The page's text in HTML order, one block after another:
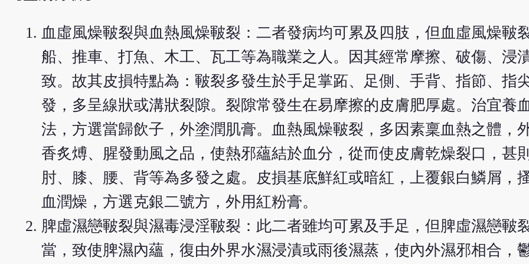
血虛風燥皸裂與血熱風燥皸裂：二者發病均可累及四肢，但血虛風燥皸
船、推車、打魚、木工、瓦工等為職業之人。因其經常摩擦、破傷、浸
致。故其皮損特點為：皸裂多發生於手足掌跖、足側、手背、指節、指
發，多呈線狀或溝狀裂隙。裂隙常發生在易摩擦的皮膚肥厚處。治宜養
法，方選當歸飲子，外塗潤肌膏。血熱風燥皸裂，多因素稟血熱之體，
香炙煿、腥發動風之品，使熱邪蘊結於血分，從而使皮膚乾燥裂口，甚
肘、膝、腰、背等為多發之處。皮損基底鮮紅或暗紅，上覆銀白鱗屑，
血潤燥，方選克銀二號方，外用紅粉膏。
脾虛濕戀皸裂與濕毒浸淫皸裂：此二者雖均可累及手足，但脾虛濕戀皸
當，致使脾濕內蘊，復由外界水濕浸漬或雨後濕蒸，使內外濕邪相合，